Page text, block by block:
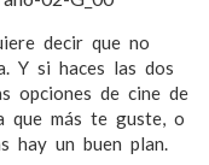
decir que no
Y si haces las dos
opciones de cine de
que más te guste, o
hay un buen plan.